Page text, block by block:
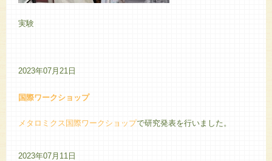
実験
2023年07月21日
国際ワークショップ
メタロミクス国際ワークショップで研究発表を行いました。
2023年07月11日